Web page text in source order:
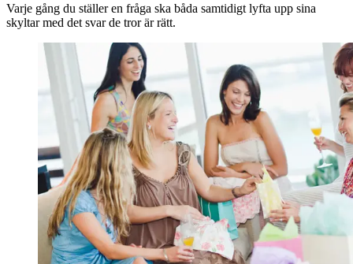
Varje gång du ställer en fråga ska båda samtidigt lyfta upp sina
skyltar med det svar de tror är rätt.